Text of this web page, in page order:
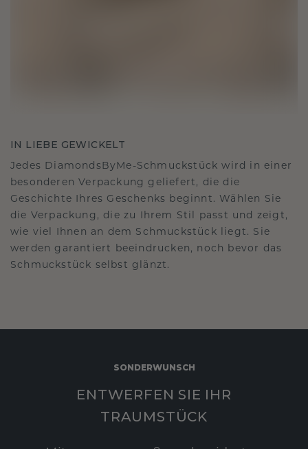
IN LIEBE GEWICKELT
Jedes DiamondsByMe-Schmuckstück wird in einer
besonderen Verpackung geliefert, die die
Geschichte Ihres Geschenks beginnt. Wählen Sie
die Verpackung, die zu Ihrem Stil passt und zeigt,
wie viel Ihnen an dem Schmuckstück liegt. Sie
werden garantiert beeindrucken, noch bevor das
Schmuckstück selbst glänzt.
SONDERWUNSCH
ENTWERFEN SIE IHR
TRAUMSTÜCK